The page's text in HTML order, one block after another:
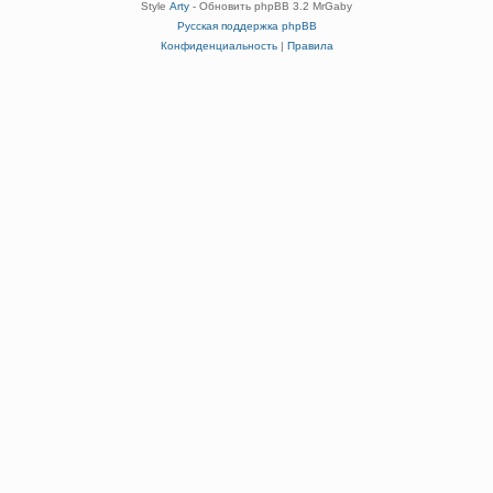
Style Arty - Обновить phpBB 3.2 MrGaby
Русская поддержка phpBB
Конфиденциальность| Правила